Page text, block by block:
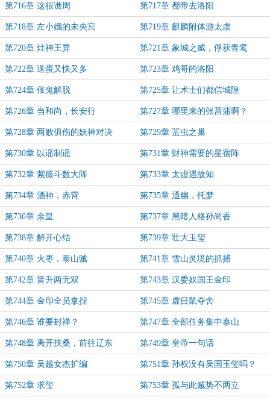
第716章 这很谯周 第717章 都带去洛阳
第718章 左小娥的未央宫 第719章 麒麟附体游太虚
第720章 灶神王异 第721章 象城之威，俘获青鸾
第722章 送蛋又快又多 第723章 鸡哥的洛阳
第724章 伥鬼解脱 第725章 让术士们都信城隍
第726章 当和尚，长安行 第727章 哪里来的张菖蒲啊？
第728章 两败俱伤的妖神对决 第729章 蜚虫之巢
第730章 以谣制谣 第731章 财神需要的星宿阵
第732章 紫薇斗数大阵 第733章 太虚遇故知
第734章 酒神，赤霄 第735章 通幽，托梦
第736章 余皇 第737章 黑暗人格孙尚香
第738章 解开心结 第739章 壮大玉玺
第740章 火枣，泰山贼 第741章 雪山灵境的抓捕
第742章 晋升两无双 第743章 汉委奴国王金印
第744章 金印全员拿捏 第745章 虚日鼠夺舍
第746章 谁要封禅？ 第747章 全部任务集中泰山
第748章 离开扶桑，前往辽东 第749章 皇帝一句话
第750章 吴越女杰扩编 第751章 孙权没有吴国玉玺吗？
第752章 求玺 第753章 孤与此贼势不两立